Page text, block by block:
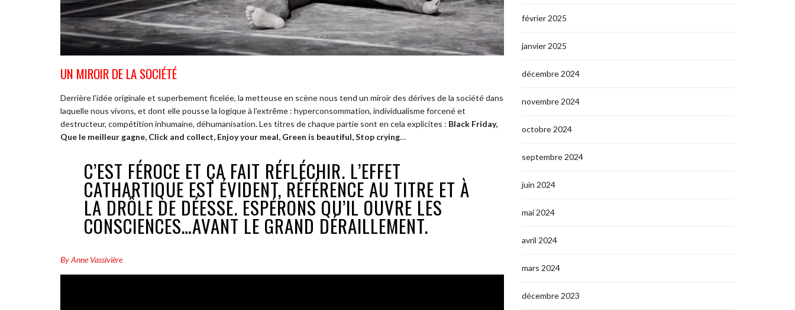
UN MIROIR DE LA SOCIÉTÉ
Derrière l’idée originale et superbement ficelée, la metteuse en scène nous tend un miroir des dérives de la société dans
laquelle nous vivons, et dont elle pousse la logique à l’extrême : hyperconsommation, individualisme forcené et
destructeur, compétition inhumaine, déhumanisation. Les titres de chaque partie sont en cela explicites : Black Friday,
Que le meilleur gagne, Click and collect, Enjoy your meal, Green is beautiful, Stop crying…
C’EST FÉROCE ET ÇA FAIT RÉFLÉCHIR. L’EFFET
CATHARTIQUE EST ÉVIDENT, RÉFÉRENCE AU TITRE ET À
LA DRÔLE DE DÉESSE. ESPÉRONS QU’IL OUVRE LES
CONSCIENCES…AVANT LE GRAND DÉRAILLEMENT.
By Anne Vassivière
février 2025
janvier 2025
décembre 2024
novembre 2024
octobre 2024
septembre 2024
juin 2024
mai 2024
avril 2024
mars 2024
décembre 2023